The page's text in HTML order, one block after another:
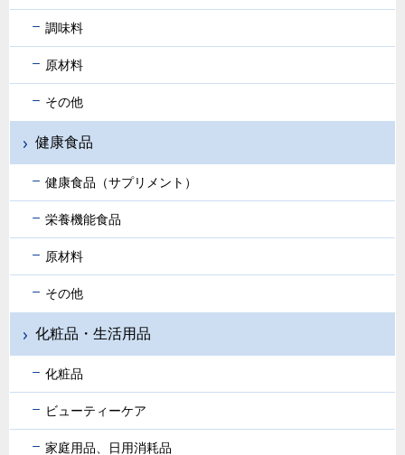
調味料
原材料
その他
健康食品
健康食品（サプリメント）
栄養機能食品
原材料
その他
化粧品・生活用品
化粧品
ビューティーケア
家庭用品、日用消耗品